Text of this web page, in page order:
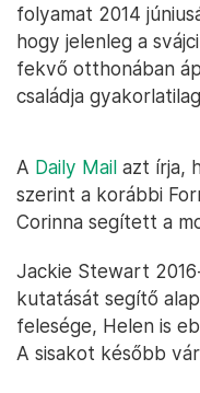
folyamat 2014
hogy jelenleg a
fekvő otthonában
családja
A Daily Mail azt írja,
szerint a korábbi
Corinna segített a
Jackie Stewart
kutatását segítő
felesége, Helen is
A sisakot később